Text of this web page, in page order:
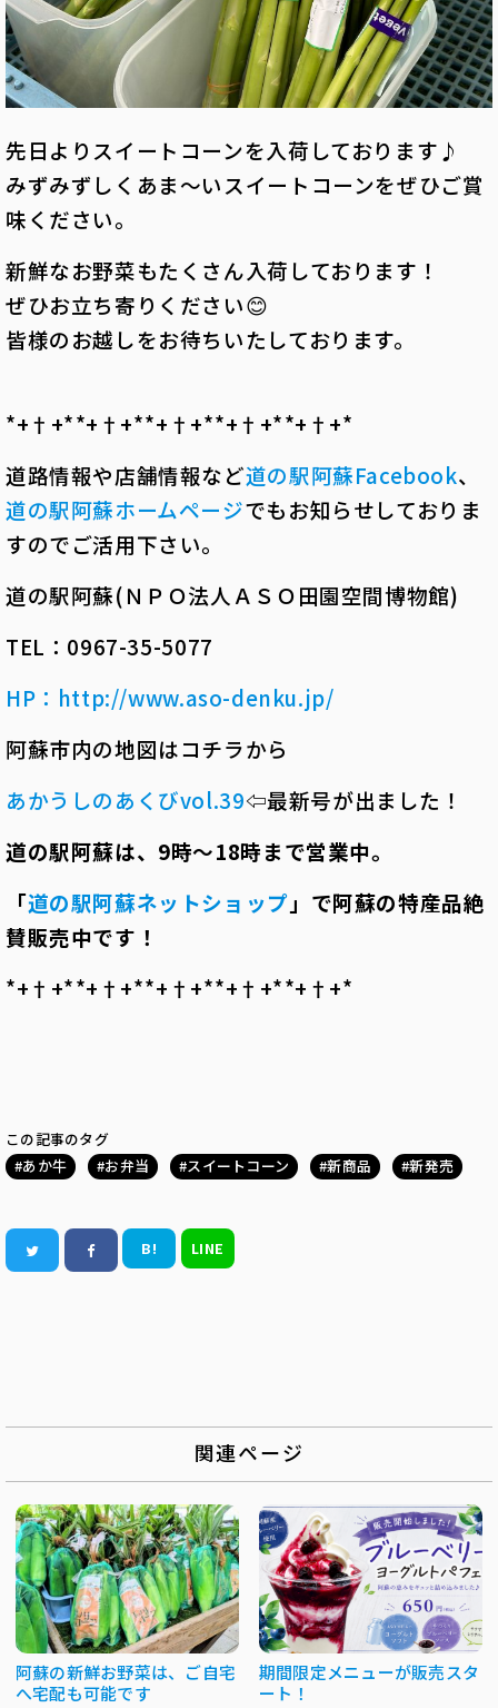
先日よりスイートコーンを入荷しております♪
みずみずしくあま～いスイートコーンをぜひご賞
味ください。
新鮮なお野菜もたくさん入荷しております！
ぜひお立ち寄りください😊
皆様のお越しをお待ちいたしております。
*+†+*――*+†+*――*+†+*――*+†+*――*+†+*――
道路情報や店舗情報など道の駅阿蘇Facebook、
道の駅阿蘇ホームページでもお知らせしておりま
すのでご活用下さい。
道の駅阿蘇(ＮＰＯ法人ＡＳＯ田園空間博物館)
TEL：0967-35-5077
HP ： http://www.aso-denku.jp/
阿蘇市内の地図はコチラから
あかうしのあくびvol.39⇦最新号が出ました！
道の駅阿蘇は、 9時～18時まで営業中。
「道の駅阿蘇ネットショップ」で阿蘇の特産品絶
賛販売中です！
*+†+*――*+†+*――*+†+*――*+†+*――*+†+*――
この記事のタグ
あか牛
お弁当 スイートコーン 新商品 新発売
B! LINE
関連ページ
阿蘇の新鮮お野菜は、ご自宅
へ宅配も可能です
期間限定メニューが販売スタ
ート！